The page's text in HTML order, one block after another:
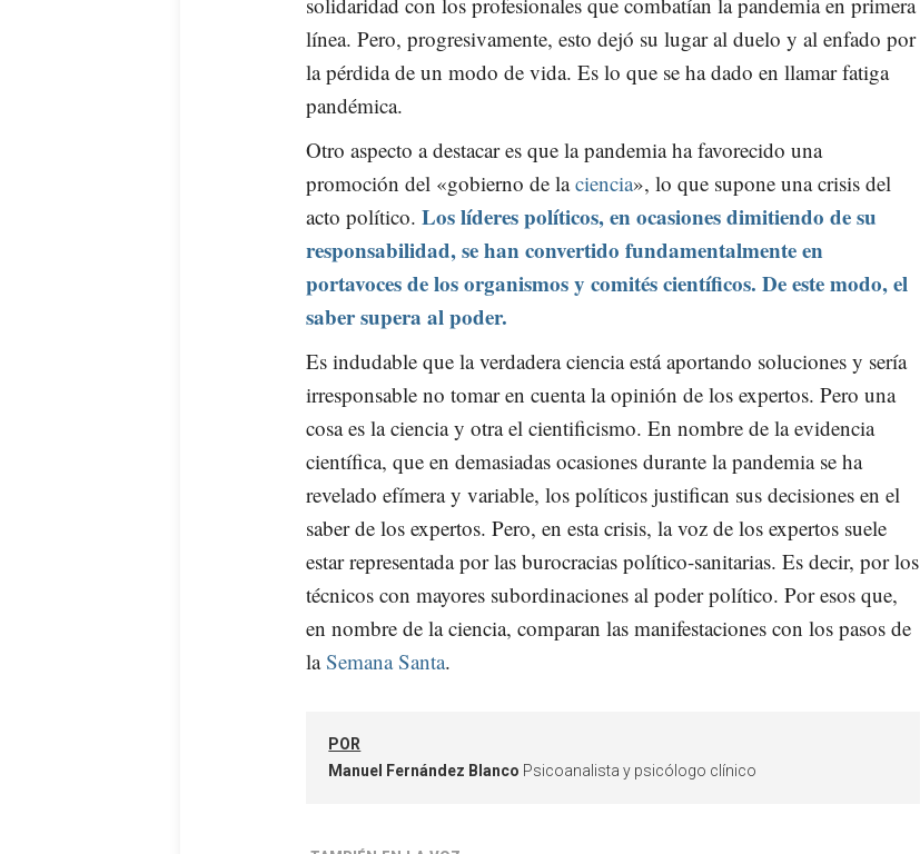
línea. Pero, progresivamente, esto dejó su lugar al duelo y al enfado por
la pérdida de un modo de vida. Es lo que se ha dado en llamar fatiga
pandémica.
Otro aspecto a destacar es que la pandemia ha favorecido una
promoción del «gobierno de laciencia», lo que supone una crisis del
acto político. Los líderes políticos, en ocasiones dimitiendo de su
responsabilidad, se han convertido fundamentalmente en
portavoces de los organismos y comités científicos. De este modo, el
saber supera al poder.
Es indudable que la verdadera ciencia está aportando soluciones y sería
irresponsable no tomar en cuenta la opinión de los expertos. Pero una
cosa es la ciencia y otra el cientificismo. En nombre de la evidencia
científica, que en demasiadas ocasiones durante la pandemia se ha
revelado efímera y variable, los políticos justifican sus decisiones en el
saber de los expertos. Pero, en esta crisis, la voz de los expertos suele
estar representada por las burocracias político-sanitarias. Es decir, por los
técnicos con mayores subordinaciones al poder político. Por esos que,
en nombre de la ciencia, comparan las manifestaciones con los pasos de
laSemana Santa.
POR
Manuel Fernández Blanco Psicoanalista y psicólogo clínico